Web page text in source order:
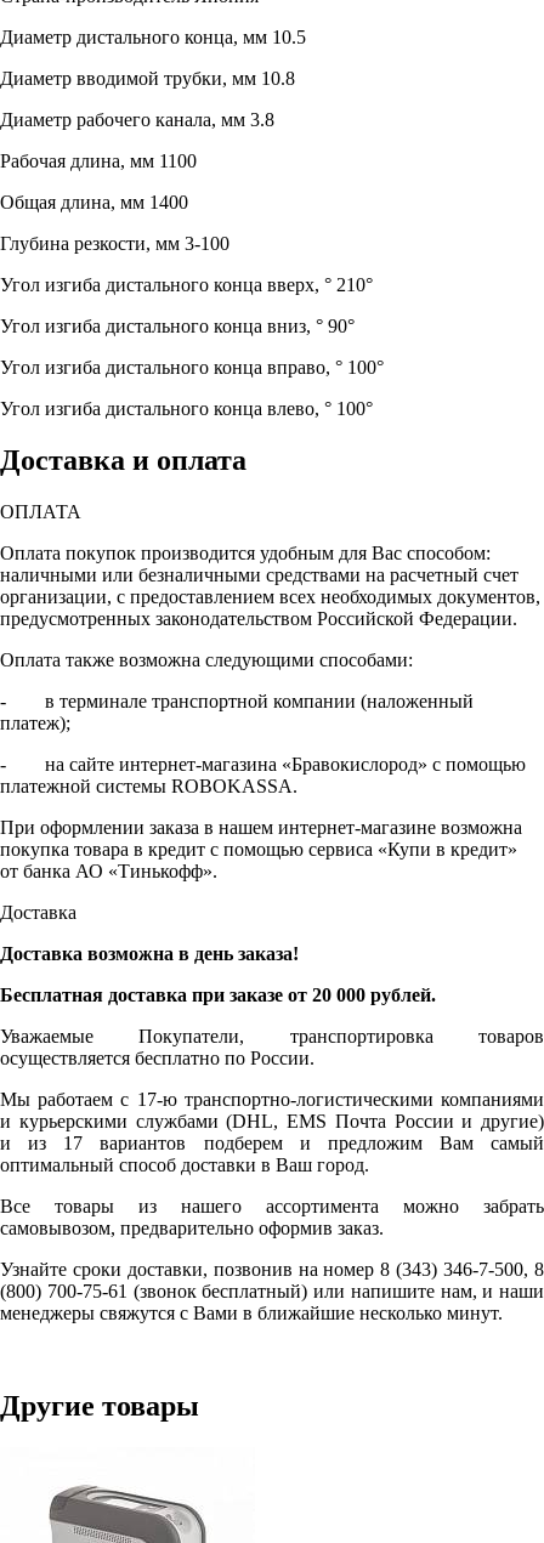
Диаметр дистального конца, мм 10.5
Диаметр вводимой трубки, мм 10.8
Диаметр рабочего канала, мм 3.8
Рабочая длина, мм 1100
Общая длина, мм 1400
Глубина резкости, мм 3-100
Угол изгиба дистального конца вверх, ° 210°
Угол изгиба дистального конца вниз, ° 90°
Угол изгиба дистального конца вправо, ° 100°
Угол изгиба дистального конца влево, ° 100°
Доставка и оплата
ОПЛАТА
Оплата покупок производится удобным для Вас способом:
наличными или безналичными средствами на расчетный счет
организации, с предоставлением всех необходимых документов,
предусмотренных законодательством Российской Федерации.
Оплата также возможна следующими способами:
- в терминале транспортной компании (наложенный
платеж);
- на сайте интернет-магазина «Бравокислород» с помощью
платежной системы ROBOKASSA.
При оформлении заказа в нашем интернет-магазине возможна
покупка товара в кредит с помощью сервиса «Купи в кредит»
от банка АО «Тинькофф».
Доставка
Доставка возможна в день заказа!
Бесплатная доставка при заказе от 20 000 рублей.
Уважаемые Покупатели, транспортировка товаров
осуществляется бесплатно по России.
Мы работаем с 17-ю транспортно-логистическими компаниями
и курьерскими службами (DHL, EMS Почта России и другие)
и из 17 вариантов подберем и предложим Вам самый
оптимальный способ доставки в Ваш город.
Все товары из нашего ассортимента можно забрать
самовывозом, предварительно оформив заказ.
Узнайте сроки доставки, позвонив на номер 8 (343) 346-7-500, 8
(800) 700-75-61 (звонок бесплатный) или напишите нам, и наши
менеджеры свяжутся с Вами в ближайшие несколько минут.
Другие товары